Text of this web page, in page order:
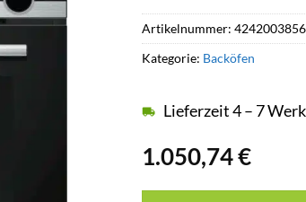
1.050,74€
Lieferzeit 4 – 7
Artikelnummer:
Kategorie: Backöfen